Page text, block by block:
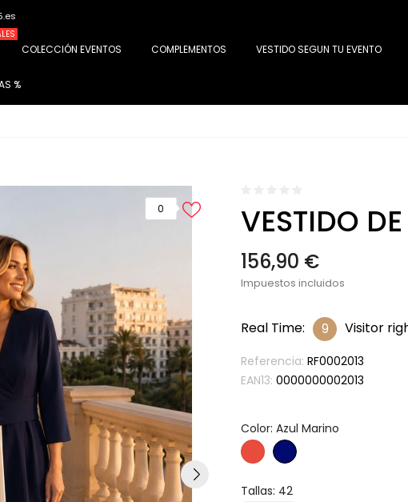
COLECCIÓN EVENTOS COMPLEMENTOS VESTIDO SEGUN TU EVENTO
%
0 VESTIDO
156,90 €
Impuestos incluidos
Real Time: 9 Visitor
Referencia: RF0002013
EAN13: 0000000002013
Color: Azul Marino
Rojo Azul
Marino
Tallas: 42